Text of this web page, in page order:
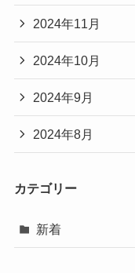
2024年11月
2024年10月
2024年9月
2024年8月
カテゴリー
新着